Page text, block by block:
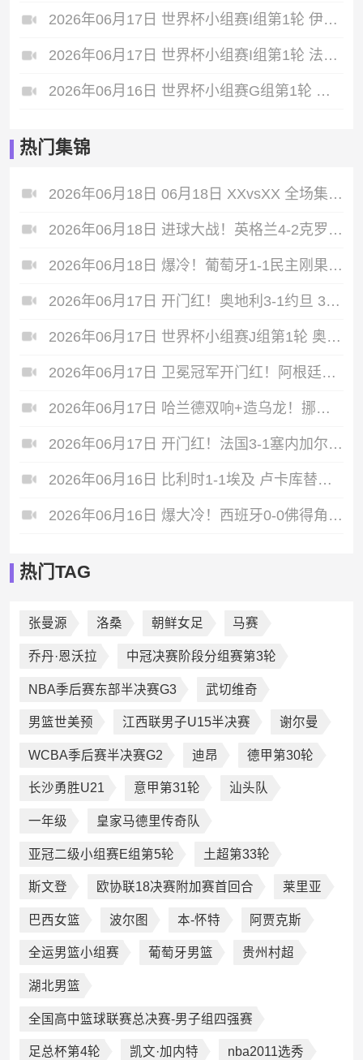
2026年06月17日 世界杯小组赛I组第1轮 伊拉克vs挪威 全场录像
2026年06月17日 世界杯小组赛I组第1轮 法国vs塞内加尔 全场录像
2026年06月16日 世界杯小组赛G组第1轮 比利时vs埃及 全场录像
热门集锦
2026年06月18日 06月18日 XXvsXX 全场集锦战报统计
2026年06月18日 进球大战！英格兰4-2克罗地亚 凯恩双响贝林破门拉什福德替补建功
2026年06月18日 爆冷！葡萄牙1-1民主刚果 内维斯破门葡萄牙全场7射1正C罗3射0正
2026年06月17日 开门红！奥地利3-1约旦 37岁阿瑙点射+造乌龙+进球被吹施密德建功
2026年06月17日 世界杯小组赛J组第1轮 奥地利vs约旦 进球
2026年06月17日 卫冕冠军开门红！阿根廷3-0阿尔及利亚 梅西里程碑夜戴帽+世界波
2026年06月17日 哈兰德双响+造乌龙！挪威4-1伊拉克取开门红 亚足联球队本届首败
2026年06月17日 开门红！法国3-1塞内加尔 姆巴佩双响成法国队史射手王奥利塞助攻
2026年06月16日 比利时1-1埃及 卢卡库替补22秒造乌龙，阿舒尔建功德布劳内中柱
2026年06月16日 爆大冷！西班牙0-0佛得角 18岁亚马尔首秀40岁门将沃齐尼亚神表现
热门TAG
张曼源 洛桑 朝鲜女足 马赛
乔丹·恩沃拉 中冠决赛阶段分组赛第3轮
NBA季后赛东部半决赛G3 武切维奇
男篮世美预 江西联男子U15半决赛 谢尔曼
WCBA季后赛半决赛G2 迪昂 德甲第30轮
长沙勇胜U21 意甲第31轮 汕头队
一年级 皇家马德里传奇队
亚冠二级小组赛E组第5轮 土超第33轮
斯文登 欧协联18决赛附加赛首回合 莱里亚
巴西女篮 波尔图 本-怀特 阿贾克斯
全运男篮小组赛 葡萄牙男篮 贵州村超
湖北男篮
全国高中篮球联赛总决赛-男子组四强赛
足总杯第4轮 凯文·加内特 nba2011选秀